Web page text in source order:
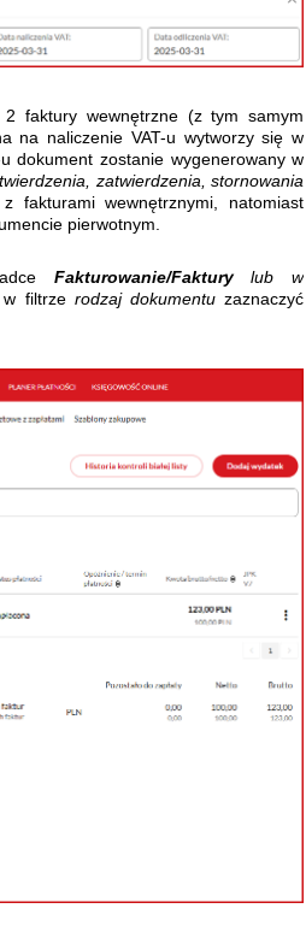
2 faktury wewnętrzne (z tym samym
na naliczenie VAT-u wytworzy się w
dokument zostanie wygenerowany w
zatwierdzenia, stornowania
wewnętrznymi, natomiast
pierwotnym.
Fakturowanie/Fakturylub w
filtrze rodzaj dokumentu zaznaczyć